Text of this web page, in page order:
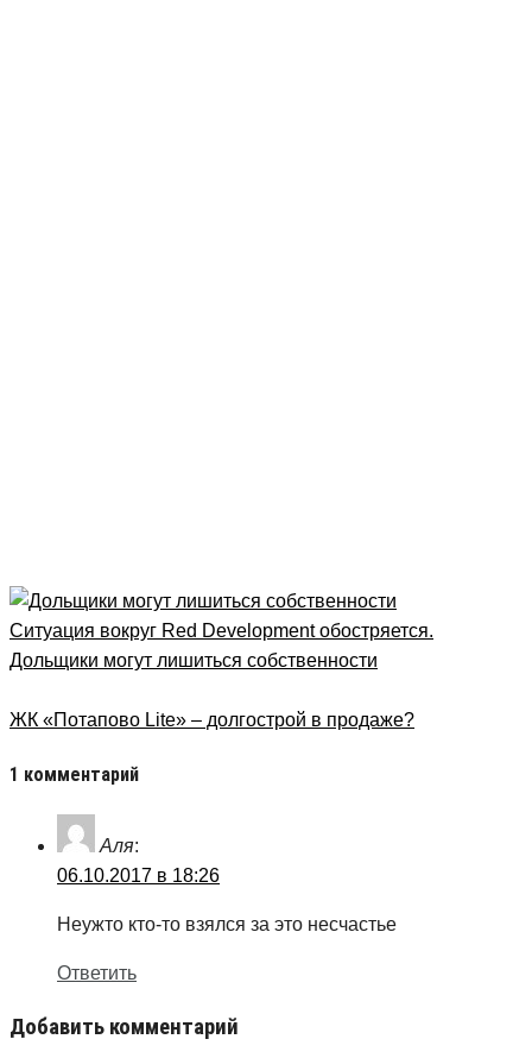
Ситуация вокруг Red Development обостряется.
Дольщики могут лишиться собственности
ЖК «Потапово Lite» – долгострой в продаже?
1 комментарий
Аля:
06.10.2017 в 18:26
Неужто кто-то взялся за это несчастье
Ответить
Добавить комментарий